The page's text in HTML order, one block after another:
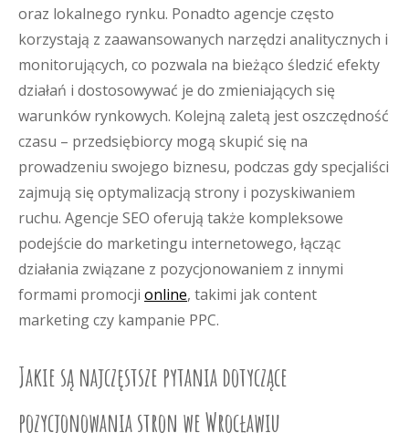
oraz lokalnego rynku. Ponadto agencje często
korzystają z zaawansowanych narzędzi analitycznych i
monitorujących, co pozwala na bieżąco śledzić efekty
działań i dostosowywać je do zmieniających się
warunków rynkowych. Kolejną zaletą jest oszczędność
czasu – przedsiębiorcy mogą skupić się na
prowadzeniu swojego biznesu, podczas gdy specjaliści
zajmują się optymalizacją strony i pozyskiwaniem
ruchu. Agencje SEO oferują także kompleksowe
podejście do marketingu internetowego, łącząc
działania związane z pozycjonowaniem z innymi
formami promocji online, takimi jak content
marketing czy kampanie PPC.
Jakie są najczęstsze pytania dotyczące
pozycjonowania stron we Wrocławiu